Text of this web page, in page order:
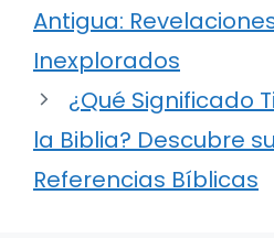
Antigua:
Inexplorados
¿Qué Significado
la Biblia? Descubre
Referencias Bíblicas